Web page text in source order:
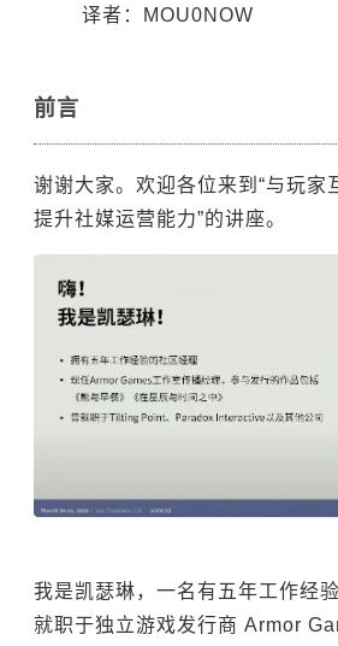
译者：MOU0NOW
前言
谢谢大家。欢迎各位来到“与玩家
提升社媒运营能力”的讲座。
我是凯瑟琳，一名有五年工作经
就职于独立游戏发行商 Armor